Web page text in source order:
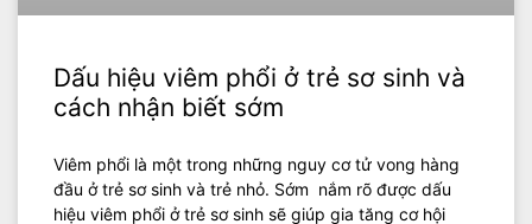
Dấu hiệu viêm phổi ở trẻ sơ sinh và
cách nhận biết sớm
Viêm phổi là một trong những nguy cơ tử vong hàng
đầu ở trẻ sơ sinh và trẻ nhỏ. Sớm nắm rõ được dấu
hiệu viêm phổi ở trẻ sơ sinh sẽ giúp gia tăng cơ hội